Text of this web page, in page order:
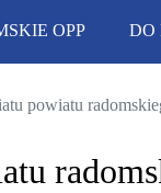
OPP DO
powiatu